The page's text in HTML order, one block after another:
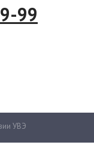
99
УВЭ